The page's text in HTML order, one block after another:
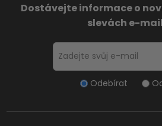
Dostávejte informace o
slevách e-
Odebírat